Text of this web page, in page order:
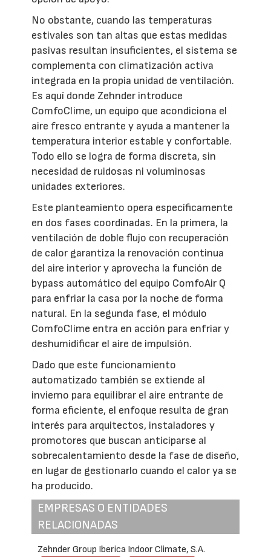
No obstante, cuando las temperaturas
estivales son tan altas que estas medidas
pasivas resultan insuficientes, el sistema se
complementa con climatización activa
integrada en la propia unidad de ventilación.
Es aquí donde Zehnder introduce
ComfoClime, un equipo que acondiciona el
aire fresco entrante y ayuda a mantener la
temperatura interior estable y confortable.
Todo ello se logra de forma discreta, sin
necesidad de ruidosas ni voluminosas
unidades exteriores.
Este planteamiento opera específicamente
en dos fases coordinadas. En la primera, la
ventilación de doble flujo con recuperación
de calor garantiza la renovación continua
del aire interior y aprovecha la función de
bypass automático del equipo ComfoAir Q
para enfriar la casa por la noche de forma
natural. En la segunda fase, el módulo
ComfoClime entra en acción para enfriar y
deshumidificar el aire de impulsión.
Dado que este funcionamiento
automatizado también se extiende al
invierno para equilibrar el aire entrante de
forma eficiente, el enfoque resulta de gran
interés para arquitectos, instaladores y
promotores que buscan anticiparse al
sobrecalentamiento desde la fase de diseño,
en lugar de gestionarlo cuando el calor ya se
ha producido.
EMPRESAS O ENTIDADES
RELACIONADAS
Zehnder Group Iberica Indoor Climate, S.A.